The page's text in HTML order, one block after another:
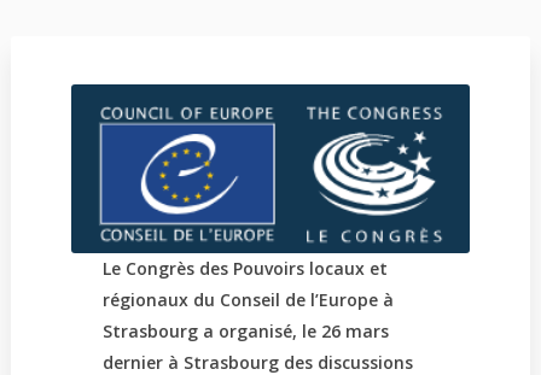
Le Congrès des Pouvoirs locaux et
régionaux du Conseil de l’Europe à
Strasbourg a organisé, le 26 mars
dernier à Strasbourg des discussions